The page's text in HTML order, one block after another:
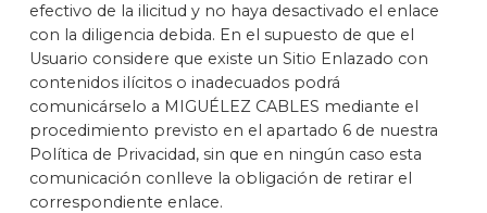
efectivo de la ilicitud y no haya desactivado el enlace
con la diligencia debida. En el supuesto de que el
Usuario considere que existe un Sitio Enlazado con
contenidos ilícitos o inadecuados podrá
comunicárselo a MIGUÉLEZ CABLES mediante el
procedimiento previsto en el apartado 6 de nuestra
Política de Privacidad, sin que en ningún caso esta
comunicación conlleve la obligación de retirar el
correspondiente enlace.